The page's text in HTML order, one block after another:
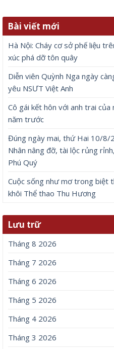
Bài viết mới
Hà Nội: Cháy cơ sở phế liệu
xúc phá dỡ tôn quây
Diễn viên Quỳnh Nga ngày
yêu NSƯT Việt Anh
Cô gái kết hôn với anh trai
năm trước
Đúng ngày mai, thứ Hai 10/8/
Nhân nâng đỡ, tài lộc rủng
Phú Quý
Cuộc sống như mơ trong biệt
khôi Thể thao Thu Hương
Lưu trữ
Tháng 8 2026
Tháng 7 2026
Tháng 6 2026
Tháng 5 2026
Tháng 4 2026
Tháng 3 2026